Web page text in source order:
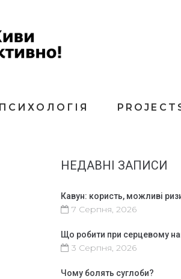
ПСИХОЛОГІЯ
НЕДАВНІ ЗАПИСИ
Кавун: користь, можливі
7 Серпня, 2026
Що робити при серцевому
3 Серпня, 2026
Чому болять суглоби?